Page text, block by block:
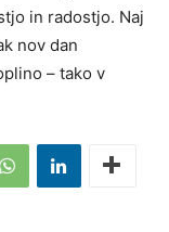
in radostjo. Naj
nov dan
– tako v